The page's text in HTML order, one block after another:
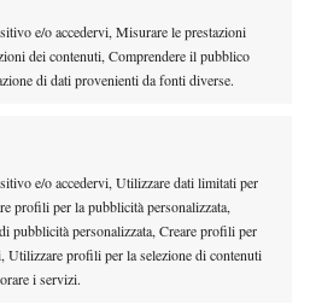
e/o accedervi, Misurare le prestazioni
dei contenuti, Comprendere il pubblico
di dati provenienti da fonti diverse.
e/o accedervi, Utilizzare dati limitati per
profili per la pubblicità personalizzata,
pubblicità personalizzata, Creare profili per
Utilizzare profili per la selezione di contenuti
i servizi.
di spettatori a Imola.
Federica Quercia:“L’unica altra volta
un 10 mila dollari, ndr). Credo di
settimana e faccio gli auguri
terra rossa, erano 5-0 per la